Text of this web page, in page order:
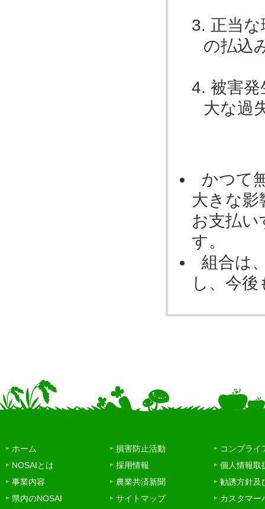
正当
の払込
被害
大な過
かつて
大きな影
お支払
す。
組合は
し、今
ホーム
NOSAIとは
事業内容
県内のNOSAI
損害防止活動
採用情報
農業共済新聞
サイトマップ
コンプライ
個人情報取
勧誘方針及
カスタマー